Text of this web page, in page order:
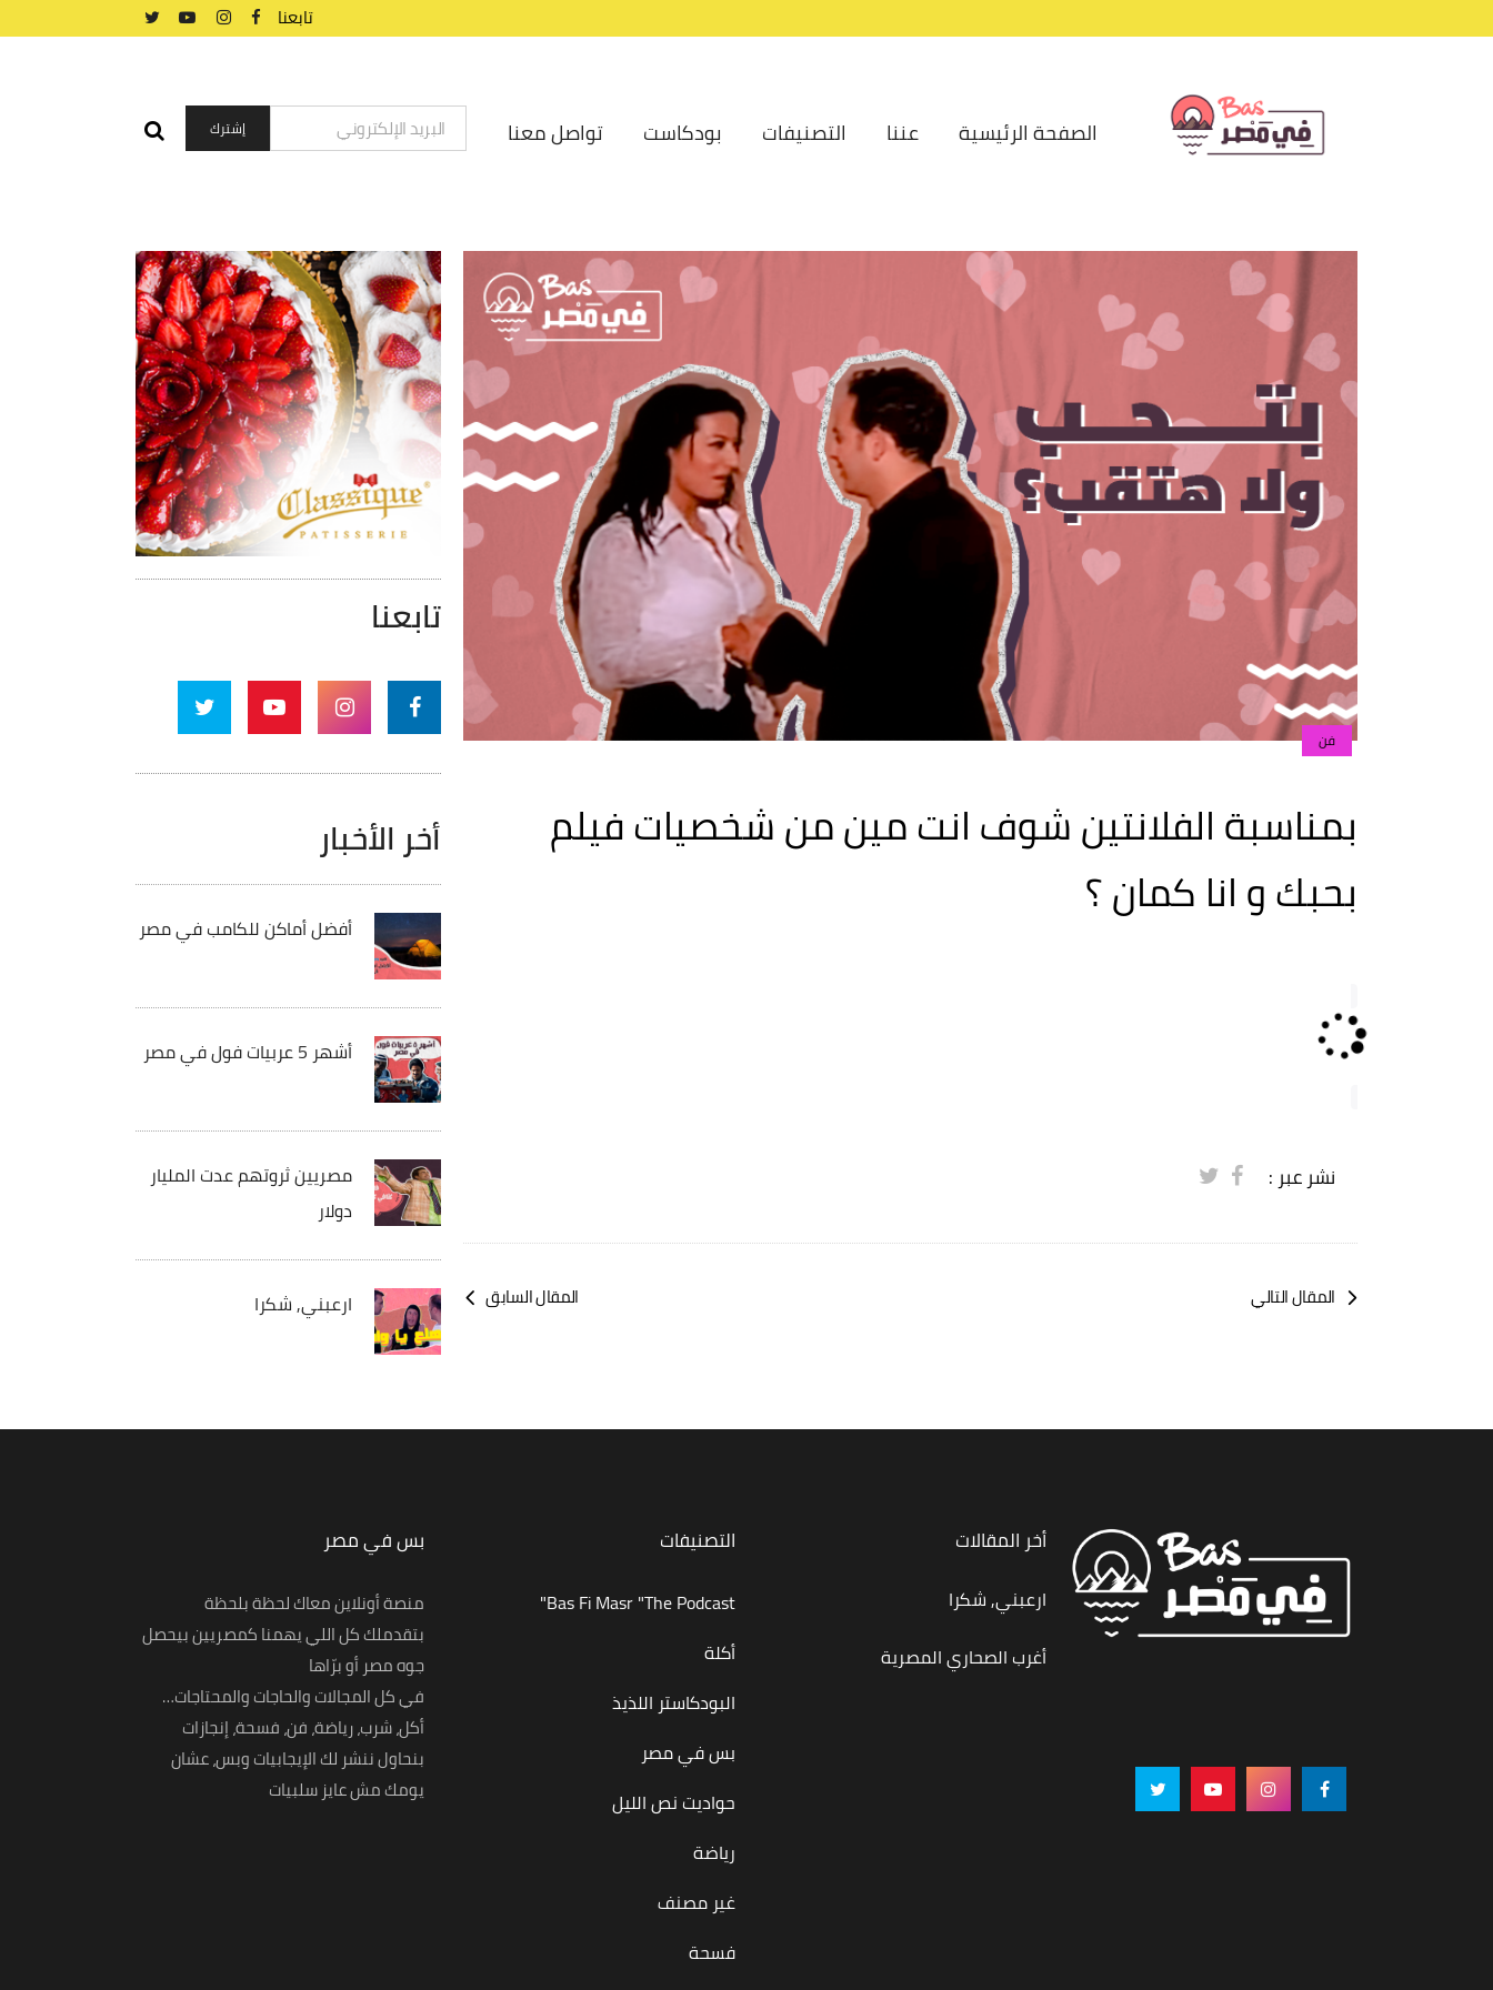
تابعنا
الصفحة الرئيسية عننا التصنيفات بودكاست تواصل معنا
فن
بمناسبة الفلانتين شوف انت مين من شخصيات فيلم
بحبك و انا كمان ؟
نشر عبر :
المقال السابق المقال التالي
تابعنا
أخر الأخبار
أفضل أماكن للكامب في مصر
أشهر 5 عربيات فول في مصر
مصريين ثروتهم عدت المليار
دولار
ارعبني, شكرا
أخر المقالات
ارعبني, شكرا
أغرب الصحاري المصرية
التصنيفات
Bas Fi Masr "The Podcast"
أكلة
البودكاستر اللذيذ
بس في مصر
حواديت نص الليل
رياضة
غير مصنف
فسحة
بس في مصر
منصة أونلاين معاك لحظة بلحظة
بتقدملك كل اللي يهمنا كمصريين بيحصل
جوه مصر أو برّاها
في كل المجالات والحاجات والمحتاجات…
أكل، شرب، رياضة، فن، فسحة، إنجازات
بنحاول ننشر لك الإيجابيات وبس، عشان
يومك مش عايز سلبيات